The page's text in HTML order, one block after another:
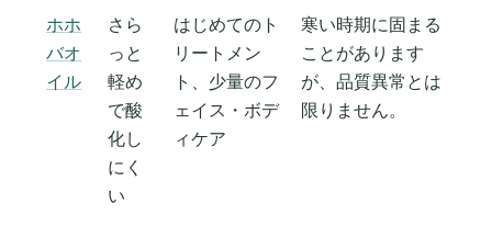
ホホ
バオ
イル
さら
っと
軽め
で酸
化し
にく
い
はじめてのト
リートメン
ト、少量のフ
ェイス・ボデ
ィケア
寒い時期に固まる
ことがあります
が、品質異常とは
限りません。